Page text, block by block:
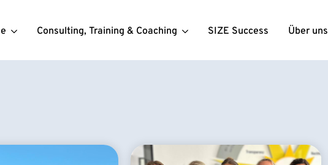
Consulting, Training & Coaching SIZE Success Über uns